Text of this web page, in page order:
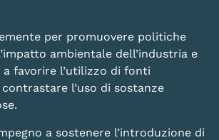
per promuovere politiche
ambientale dell’industria e
a favorire l’utilizzo di fonti
l’uso di sostanze
a sostenere l’introduzione di